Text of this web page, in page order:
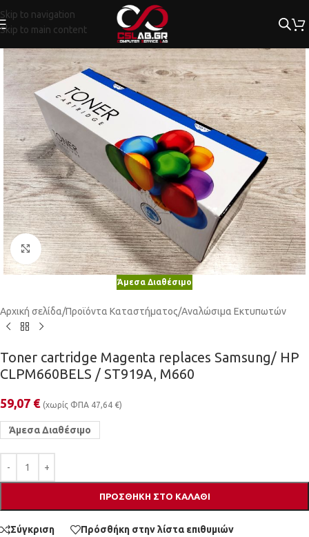
Skip to navigation
Skip to main content
Κλικ για μεγέθυνση
Άμεσα Διαθέσιμο
Αρχική σελίδα/Προϊόντα Καταστήματος/Αναλώσιμα Εκτυπωτών
Toner cartridge Magenta replaces Samsung/ HP
CLPM660BELS / ST919A, M660
59,07 € (χωρίς ΦΠΑ 47,64 €)
Άμεσα Διαθέσιμο
ΠΡΟΣΘΉΚΗ ΣΤΟ ΚΑΛΆΘΙ
Σύγκριση Πρόσθήκη στην λίστα επιθυμιών